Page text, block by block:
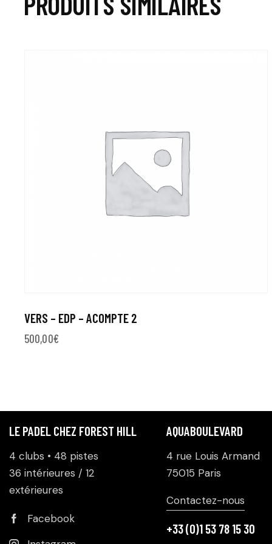
VERS – EDP – ACOMPTE 2
500,00€
LE PADEL CHEZ FOREST HILL
4 clubs • 48 pistes
36 intérieures / 12
extérieures
Facebook
AQUABOULEVARD
4 rue Louis Armand
75015 Paris
Contactez-nous
+33 (0)1 53 78 15 30